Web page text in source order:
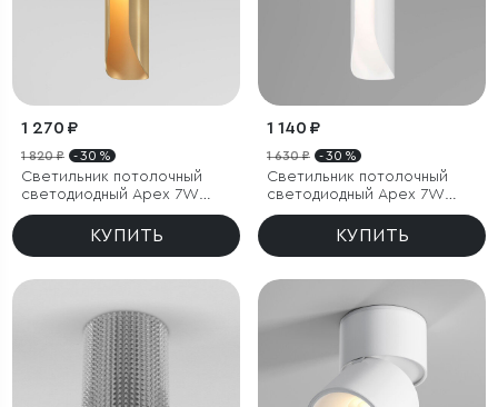
1 270 ₽
1 820 ₽ - 30 %
Светильник потолочный
светодиодный Apex 7W
3000K латунь
КУПИТЬ
1 140 ₽
1 630 ₽ - 30 %
Светильник потолочный
светодиодный Apex 7W
4000K белый
КУПИТЬ